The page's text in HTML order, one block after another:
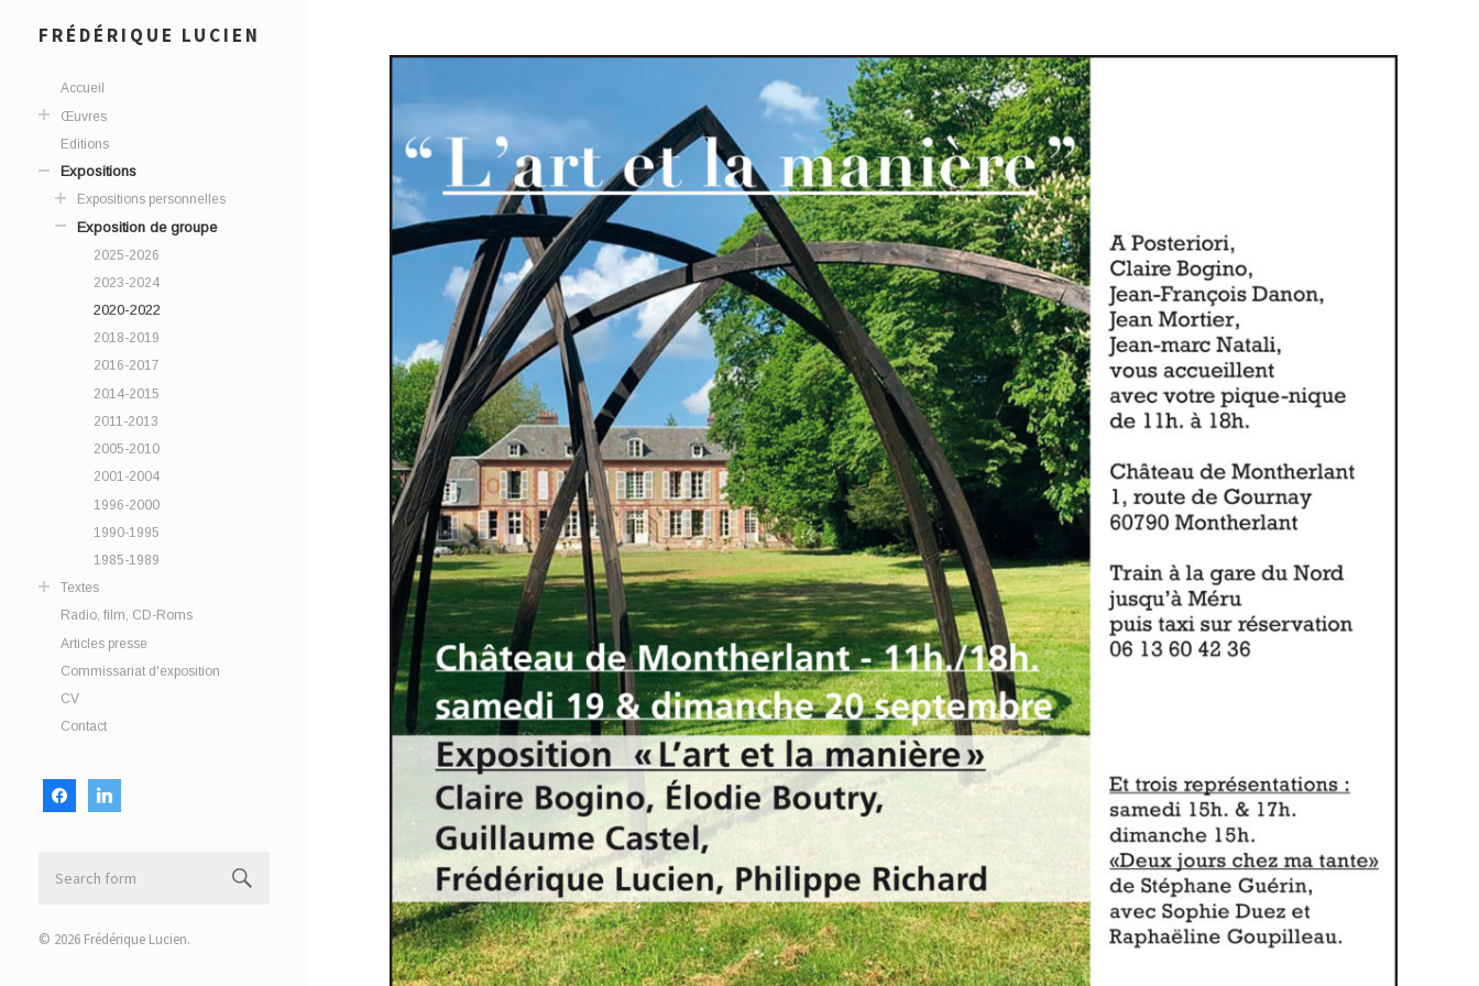
FRÉDÉRIQUE LUCIEN
Accueil
Œuvres
Editions
Expositions
Expositions personnelles
Exposition de groupe
2025-2026
2023-2024
2020-2022
2018-2019
2016-2017
2014-2015
2011-2013
2005-2010
2001-2004
1996-2000
1990-1995
1985-1989
Textes
Radio, film, CD-Roms
Articles presse
Commissariat d'exposition
CV
Contact
facebooklinkedin
© 2026 Frédérique Lucien.